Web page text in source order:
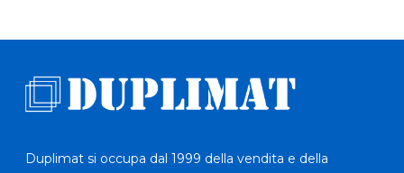
Duplimat si occupa dal 1999 della vendita e della